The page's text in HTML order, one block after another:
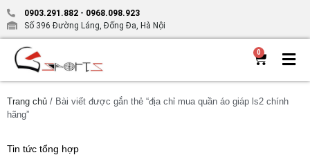
0903.291.882 - 0968.098.923
Số 396 Đường Láng, Đống Đa, Hà Nội
0
Trang chủ / Bài viết được gắn thẻ “địa chỉ mua quần áo giáp ls2 chính
hãng”
Tin tức tổng hợp